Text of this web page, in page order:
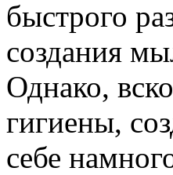
быстрого
создания
Однако,
гигиены,
себе